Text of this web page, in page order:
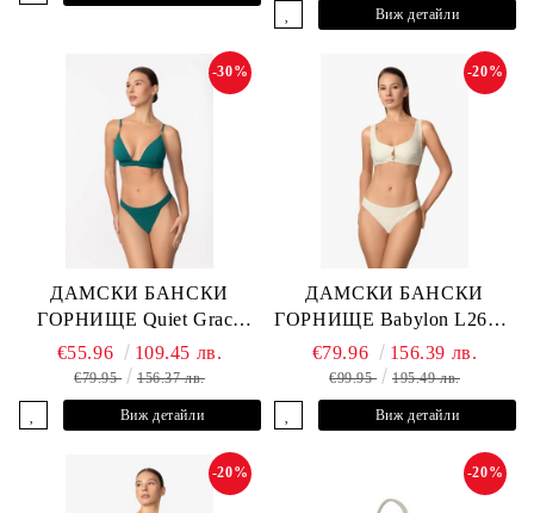
Виж детайли
ДАМСКИ БАНСКИ
ГОРНИЩЕ Quiet Grace
L2607-Y-352 MARC &
ANDRE
-30%
€55.96 109.45 лв.
€79.95 156.37 лв.
Виж детайли
ДАМСКИ БАНСКИ
ГОРНИЩЕ Babylon L2613-
YP-682 MARC & ANDRE
-20%
€79.96 156.39 лв.
€99.95 195.49 лв.
Виж детайли
-20% -20%